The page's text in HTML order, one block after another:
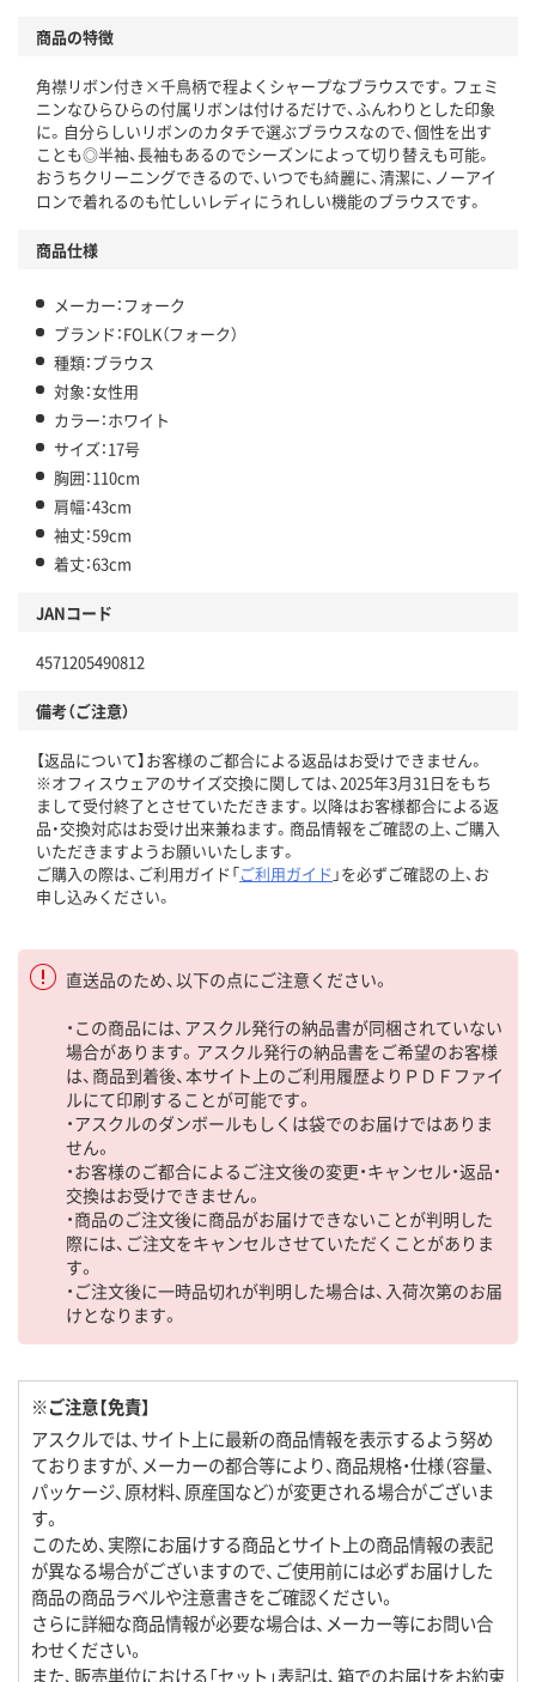
商品の特徴
角襟リボン付き×千鳥柄で程よくシャープなブラウスです。フェミ
ニンなひらひらの付属リボンは付けるだけで、ふんわりとした印象
に。自分らしいリボンのカタチで選ぶブラウスなので、個性を出す
ことも◎半袖、長袖もあるのでシーズンによって切り替えも可能。
おうちクリーニングできるので、いつでも綺麗に、清潔に、ノーアイ
ロンで着れるのも忙しいレディにうれしい機能のブラウスです。
商品仕様
メーカー：フォーク
ブランド：FOLK（フォーク）
種類：ブラウス
対象：女性用
カラー：ホワイト
サイズ：17号
胸囲：110cm
肩幅：43cm
袖丈：59cm
着丈：63cm
JANコード
4571205490812
備考（ご注意）
【返品について】お客様のご都合による返品はお受けできません。
※オフィスウェアのサイズ交換に関しては、2025年3月31日をもち
まして受付終了とさせていただきます。以降はお客様都合による返
品・交換対応はお受け出来兼ねます。商品情報をご確認の上、ご購入
いただきますようお願いいたします。
ご購入の際は、ご利用ガイド「ご利用ガイド 」を必ずご確認の上、お
申し込みください。
直送品のため、以下の点にご注意ください。
・この商品には、アスクル発行の納品書が同梱されていない
場合があります。アスクル発行の納品書をご希望のお客様
は、商品到着後、本サイト上のご利用履歴よりＰＤＦファイ
ルにて印刷することが可能です。
・アスクルのダンボールもしくは袋でのお届けではありま
せん。
・お客様のご都合によるご注文後の変更・キャンセル・返品・
交換はお受けできません。
・商品のご注文後に商品がお届けできないことが判明した
際には、ご注文をキャンセルさせていただくことがありま
す。
・ご注文後に一時品切れが判明した場合は、入荷次第のお届
けとなります。
※ご注意【免責】
アスクルでは、サイト上に最新の商品情報を表示するよう努め
ておりますが、メーカーの都合等により、商品規格・仕様（容量、
パッケージ、原材料、原産国など）が変更される場合がございま
す。
このため、実際にお届けする商品とサイト上の商品情報の表記
が異なる場合がございますので、ご使用前には必ずお届けした
商品の商品ラベルや注意書きをご確認ください。
さらに詳細な商品情報が必要な場合は、メーカー等にお問い合
わせください。
また、販売単位における「セット」表記は、箱でのお届けをお約束